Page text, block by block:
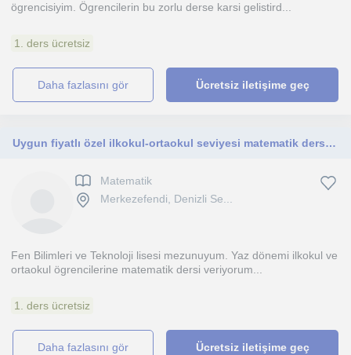
ögrencisiyim. Ögrencilerin bu zorlu derse karsi gelistird...
1. ders ücretsiz
daha fazlasını gör Ücretsiz iletişime geç
Uygun fiyatlı özel ilkokul-ortaokul seviyesi matematik dersi verilir
Matematik
Merkezefendi, Denizli Se...
Fen Bilimleri ve Teknoloji lisesi mezunuyum. Yaz dönemi ilkokul ve
ortaokul ögrencilerine matematik dersi veriyorum...
1. ders ücretsiz
daha fazlasını gör Ücretsiz iletişime geç